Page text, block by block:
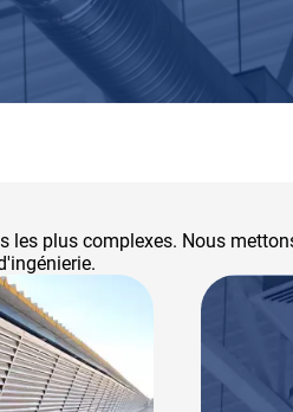
plus complexes. Nous